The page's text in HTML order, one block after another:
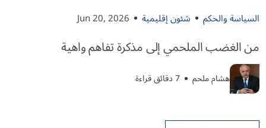
السياسة والحكم شئون إقليمية Jun 20, 2026
من الغضب الملحمي إلى مذكرة تفاهم واهية
هشام ملحم 7 دقائق قراءة